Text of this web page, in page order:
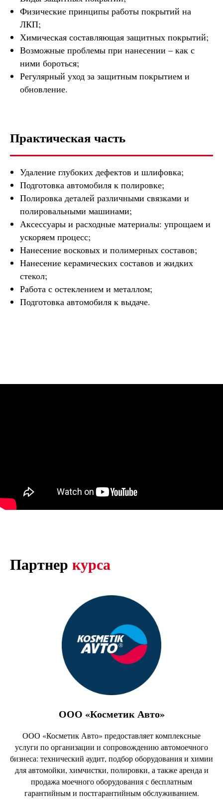
Физические принципы работы покрытий на
ЛКП;
Химическая составляющая защитных покрытий;
Возможные проблемы при нанесении – как с
ними бороться;
Регулярный уход за защитным покрытием и
обновление.
Практическая часть
Удаление глубоких дефектов и шлифовка;
Подготовка автомобиля к полировке;
Полировка деталей различными связками и
полировальными машинами;
Аксессуары и расходные материалы: упрощаем и
ускоряем процесс;
Нанесение восковых и полимерных составов;
Нанесение керамических составов и жидких
стекол;
Работа с остеклением и металлом;
Подготовка автомобиля к выдаче.
Партнер курса
ООО «Косметик Авто»
ООО «Косметик Авто» предоставляет комплексные
услуги по организации и сопровождению автомоечного
бизнеса: технический аудит, подбор оборудования и химии
для автомойки, химчистки, полировки, а также аренда и
продажа моечного оборудования с бесплатным
гарантийным и постгарантийным обслуживанием.